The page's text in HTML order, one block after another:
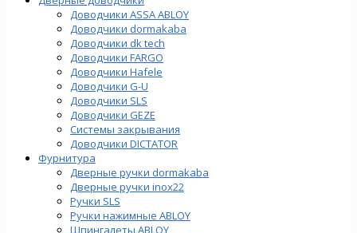
Доводчики ASSA ABLOY
Доводчики dormakaba
Доводчики dk tech
Доводчики FARGO
Доводчики Hafele
Доводчики G-U
Доводчики SLS
Доводчики GEZE
Cистемы закрывания
Доводчики DICTATOR
Фурнитура
Дверные ручки dormakaba
Дверные ручки inox22
Ручки SLS
Ручки нажимные ABLOY
Шпингалеты ABLOY